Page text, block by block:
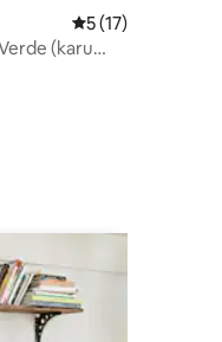
recensies
Gemiddelde
5 (17)
(karu